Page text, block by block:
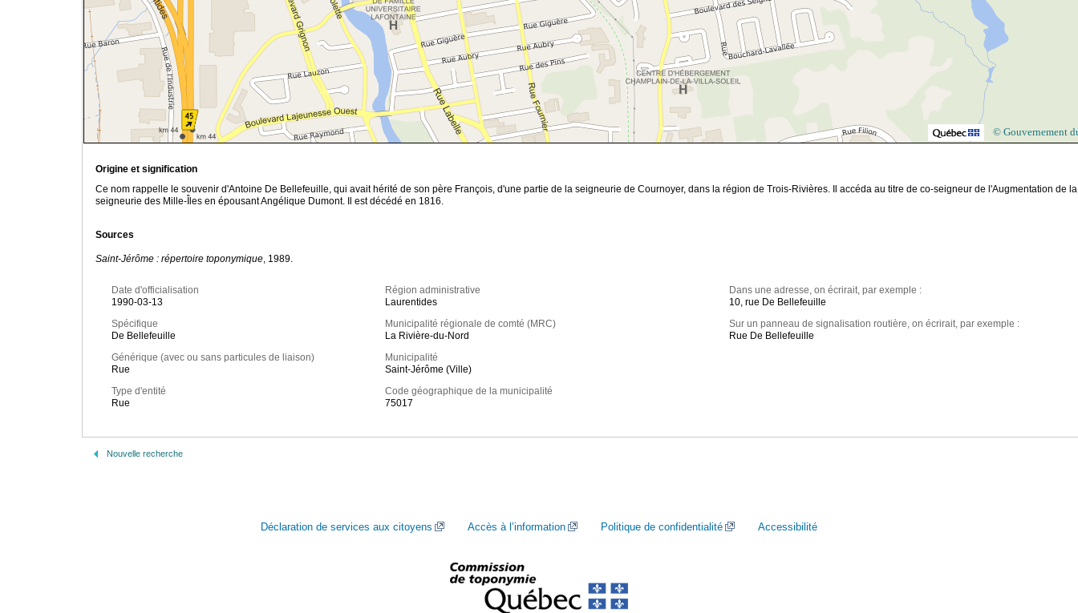
© Gouvernement
Origine et signification
Ce nom rappelle le souvenir d'Antoine De Bellefeuille, qui avait hérité de son père François, d'une partie de la seigneurie de Cournoyer, dans la région de Trois-Rivières. Il accéda au titre de co-seigneur de l'Augmentation de la
seigneurie des Mille-Îles en épousant Angélique Dumont. Il est décédé en 1816.
Sources
Saint-Jérôme : répertoire toponymique, 1989.
Date d'officialisation
1990-03-13
Spécifique
De Bellefeuille
Générique (avec ou sans particules de liaison)
Rue
Type d'entité
Rue
Région administrative
Laurentides
Municipalité régionale de comté (MRC)
La Rivière-du-Nord
Municipalité
Saint-Jérôme (Ville)
Code géographique de la municipalité
75017
Dans une adresse, on écrirait, par exemple :
10, rue De Bellefeuille
Sur un panneau de signalisation routière, on écrirait, par exemple :
Rue De Bellefeuille
Nouvelle recherche
Déclaration de services aux citoyens Accès à l’information Politique de confidentialité Accessibilité